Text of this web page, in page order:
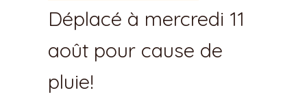
Déplacé à mercredi 11
août pour cause de
pluie!